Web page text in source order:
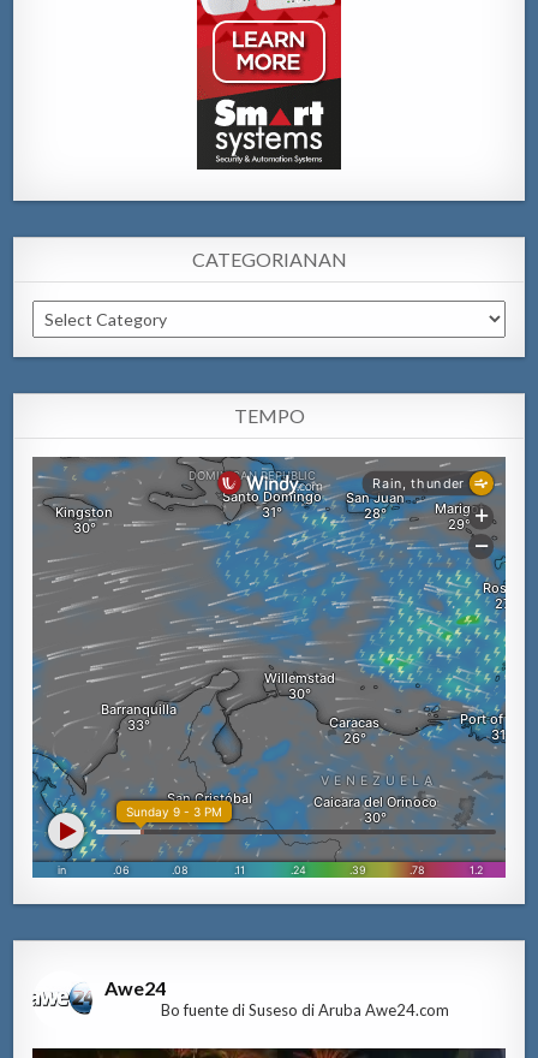
CATEGORIANAN
Categorianan
TEMPO
Awe24
Bo fuente di Suseso di Aruba Awe24.com